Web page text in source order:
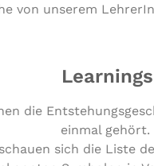
von unserem
Learnings
die
einmal gehört.
sich die Liste